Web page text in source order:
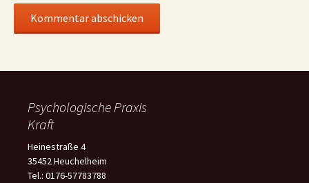
Psychologische Praxis
Kraft
Heinestraße 4
35452 Heuchelheim
Tel.: 0176-57783788